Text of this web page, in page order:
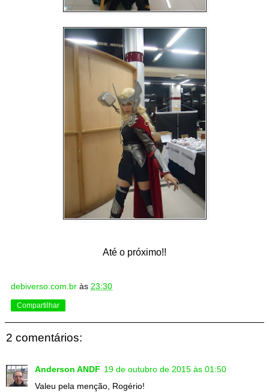
Até o próximo!!
debiverso.com.br às 23:30
Compartilhar
2 comentários:
Anderson ANDF 19 de outubro de 2015 às 01:50
Valeu pela menção, Rogério!